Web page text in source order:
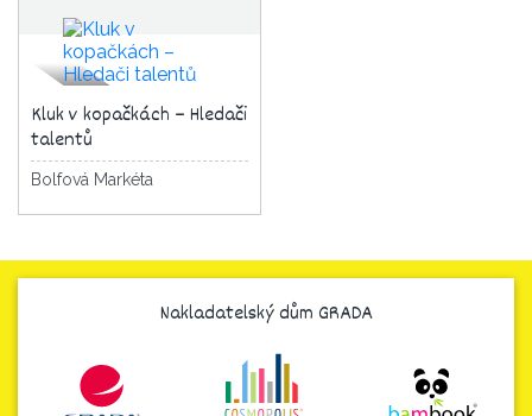
Kluk v kopačkách – Hledači
talentů
Bolfová Markéta
Nakladatelský dům GRADA